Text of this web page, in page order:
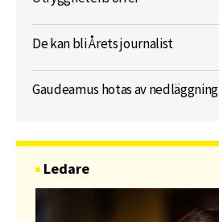
De kan bli Årets journalist
Gaudeamus hotas av nedläggning
Ledare